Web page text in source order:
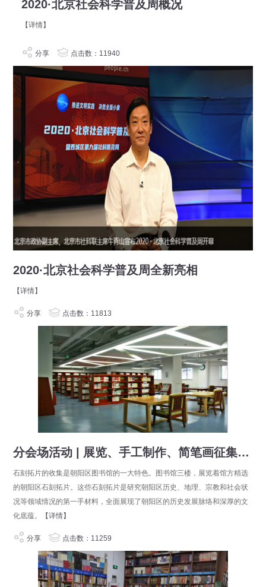
2020·北京社会科学普及周概况
【详情】
分享 点击数：11940
2020·北京社会科学普及周全新亮相
【详情】
分享 点击数：11813
分会场活动 | 展览、手工制作、简笔画征集……朝阳区图书馆科普活动丰富多彩，你参与了么？
石刻拓片的收集是朝阳区图书馆的一大特色。图书馆三楼，展览着馆方精选
的朝阳区石刻拓片。这些石刻拓片是研究朝阳区历史、地理、宗教和社会状
况等领域情况的第一手材料，全面展现了朝阳区的历史发展脉络和深厚的文
化底蕴。
【详情】
分享 点击数：11259